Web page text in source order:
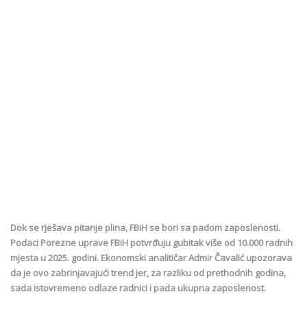
Dok se rješava pitanje plina, FBiH se bori sa padom zaposlenosti.
Podaci Porezne uprave FBiH potvrđuju gubitak više od 10.000 radnih
mjesta u 2025. godini. Ekonomski analitičar Admir Čavalić upozorava
da je ovo zabrinjavajući trend jer, za razliku od prethodnih godina,
sada istovremeno odlaze radnici i pada ukupna zaposlenost.